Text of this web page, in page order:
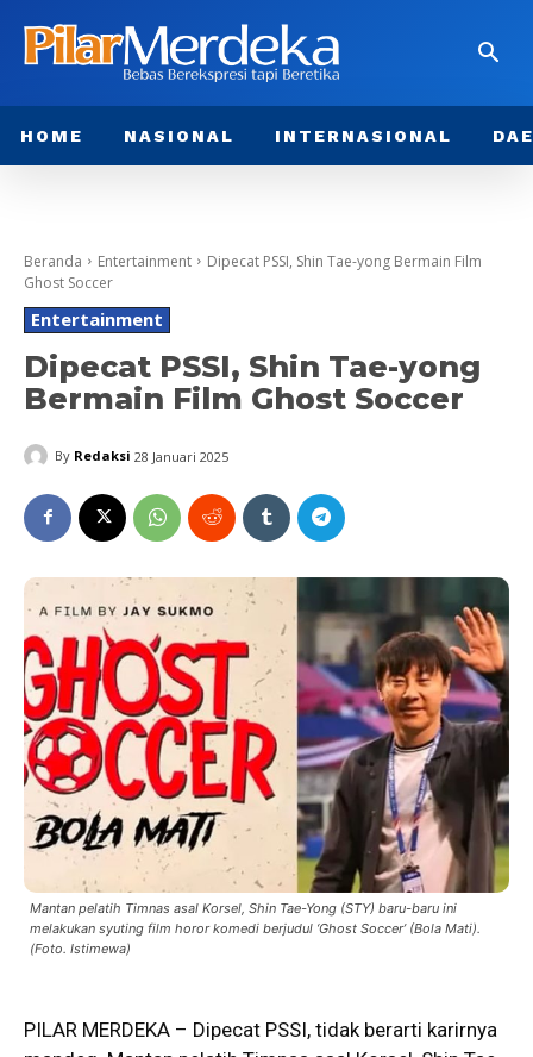
HOME NASIONAL INTERNASIONAL
Beranda Entertainment
Dipecat PSSI, Shin Tae-yong Bermain Film
Ghost Soccer
Entertainment
Dipecat PSSI, Shin Tae-yong
Bermain Film Ghost Soccer
By Redaksi 28 Januari 2025
Mantan pelatih Timnas asal Korsel, Shin Tae-Yong (STY) baru-baru ini
melakukan syuting film horor komedi berjudul ‘Ghost Soccer’ (Bola Mati).
(Foto. Istimewa)
PILAR MERDEKA – Dipecat PSSI, tidak berarti karirnya